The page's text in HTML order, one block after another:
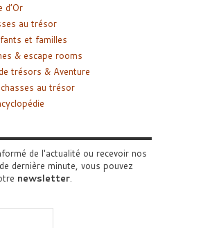
d’Or
au trésor
et familles
& escape rooms
trésors & Aventure
au trésor
de l'actualité ou recevoir nos
dernière minute, vous pouvez
newsletter.